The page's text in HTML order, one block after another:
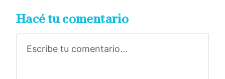
Hacé tu comentario